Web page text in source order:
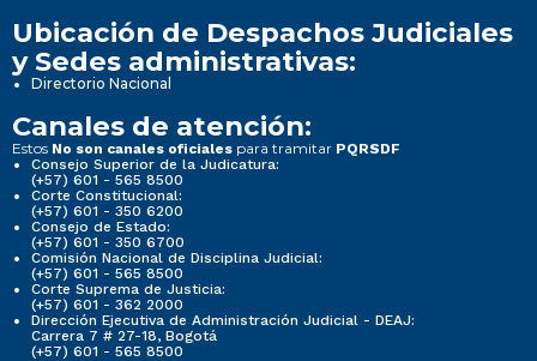
Ubicación de Despachos Judiciales
y Sedes administrativas:
Directorio Nacional
Canales de atención:
Estos No son canales oficiales para tramitar PQRSDF
Consejo Superior de la Judicatura:
(+57) 601 - 565 8500
Corte Constitucional:
(+57) 601 - 350 6200
Consejo de Estado:
(+57) 601 - 350 6700
Comisión Nacional de Disciplina Judicial:
(+57) 601 - 565 8500
Corte Suprema de Justicia:
(+57) 601 - 362 2000
Dirección Ejecutiva de Administración Judicial - DEAJ:
Carrera 7 # 27-18, Bogotá
(+57) 601 - 565 8500